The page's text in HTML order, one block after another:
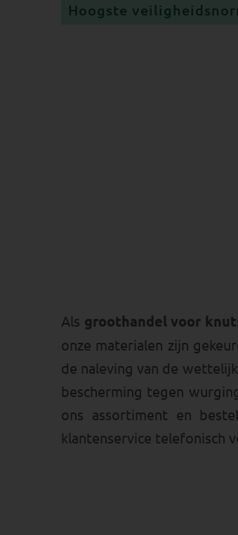
Hoogste
Als groothandel voor
onze materialen zijn
de naleving van de
bescherming tegen
ons assortiment en
klantenservice telefonisch